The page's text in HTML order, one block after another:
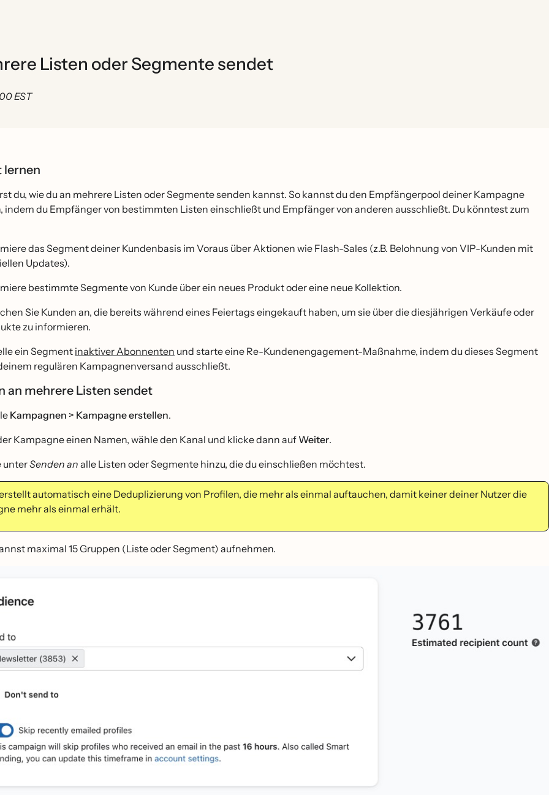
Listen oder Segmente sendet
EST
lernen
du, wie du an mehrere Listen oder Segmente senden kannst. So kannst du den Empfängerpool deiner Kampagne
indem du Empfänger von bestimmten Listen einschließt und Empfänger von anderen ausschließt. Du könntest zum
das Segment deiner Kundenbasis im Voraus über Aktionen wie Flash-Sales (z.B. Belohnung von VIP-Kunden mit
Updates).
bestimmte Segmente von Kunde über ein neues Produkt oder eine neue Kollektion.
Sie Kunden an, die bereits während eines Feiertags eingekauft haben, um sie über die diesjährigen Verkäufe oder
zu informieren.
ein Segment inaktiver Abonnenten und starte eine Re-Kundenengagement-Maßnahme, indem du dieses Segment
regulären Kampagnenversand ausschließt.
an mehrere Listen sendet
Kampagnen > Kampagne erstellen.
Kampagne einen Namen, wähle den Kanal und klicke dann aufWeiter.
unterSenden an alle Listen oder Segmente hinzu, die du einschließen möchtest.
automatisch eine Deduplizierung von Profilen, die mehr als einmal auftauchen, damit keiner deiner Nutzer die
mehr als einmal erhält.
maximal 15 Gruppen (Liste oder Segment) aufnehmen.